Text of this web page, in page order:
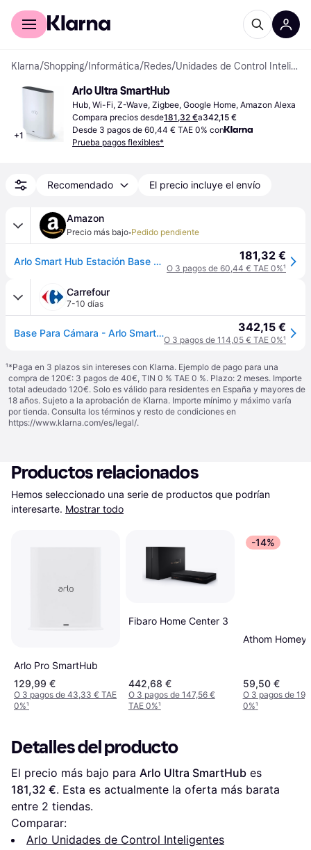
Comprar con Klarna
Klarna/Shopping/ Informática/Redes/ Unidades de Control Inteligentes
+1
Arlo Ultra SmartHub
Hub, Wi-Fi, Z-Wave, Zigbee, Google Home, Amazon Alexa
Compara precios desde181,32 €a342,15 €
Desde 3 pagos de 60,44 € TAE 0% con
Prueba pagos flexibles*
Recomendado El precio incluye el envío
Amazon
Precio más bajo·Pedido pendiente
Arlo Smart Hub Estación Base Almacenamiento Local - Tarjeta Micro SD, WiFi 2,4 Y 5 GHz, SmartHub, Compatible Con Arlo Cámaras Y Videoporteros, Conectividad Apple HomeKit, Cable Ethernet, VMB5000 181,32 €
O 3 pagos de 60,44 € TAE 0%¹
Carrefour
7-10 días
Base Para Cámara - Arlo Smart Hub 342,15 €
O 3 pagos de 114,05 € TAE 0%¹
¹*Paga en 3 plazos sin intereses con Klarna. Ejemplo de pago para una
compra de 120€: 3 pagos de 40€, TIN 0 % TAE 0 %. Plazo: 2 meses. Importe
total adeudado 120€. Solo es válido para residentes en España y mayores de
18 años. Sujeto a la aprobación de Klarna. Importe mínimo y máximo varía
por tienda. Consulta los términos y resto de condiciones en
https://www.klarna.com/es/legal/.
Productos relacionados
Hemos seleccionado una serie de productos que podrían
interesarte. Mostrar todo
Arlo Pro SmartHub
129,99 €
O 3 pagos de 43,33 € TAE
0%¹
Fibaro Home Center 3
442,68 €
O 3 pagos de 147,56 €
TAE 0%¹
-14%
Athom Homey
59,50 €
O 3 pagos de
0%¹
Detalles del producto
El precio más bajo para Arlo Ultra SmartHub
181,32 €. Esta es actualmente la oferta más barata
entre 2 tiendas.
Comparar:
Arlo Unidades de Control Inteligentes